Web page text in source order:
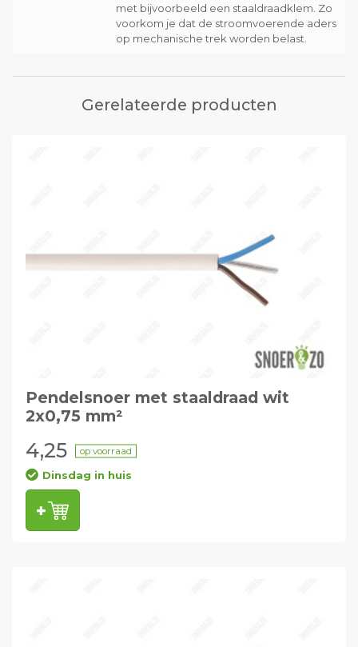
met bijvoorbeeld een staaldraadklem. Zo
voorkom je dat de stroomvoerende aders
op mechanische trek worden belast.
Gerelateerde producten
Pendelsnoer met staaldraad wit
2x0,75 mm²
4,25 op voorraad
Dinsdag in huis